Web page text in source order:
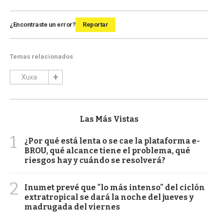
¿Encontraste un error? Reportar
Temas relacionados
Xuxa
Las Más Vistas
1
¿Por qué está lenta o se cae la plataforma e-
BROU, qué alcance tiene el problema, qué
riesgos hay y cuándo se resolverá?
2
Inumet prevé que "lo más intenso" del ciclón
extratropical se dará la noche del jueves y
madrugada del viernes